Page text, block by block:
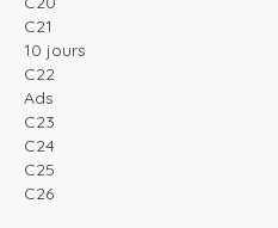
C21
10 jours
C22
Ads
C23
C24
C25
C26